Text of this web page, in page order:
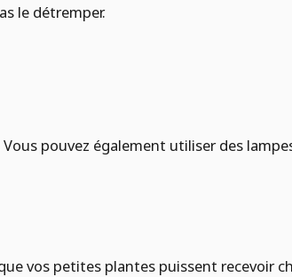
le détremper.
pouvez également utiliser des
vos petites plantes puissent recevoir